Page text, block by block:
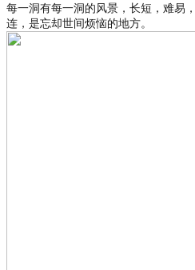
每一洞有每一洞的风景，长短，难易
连，是忘却世间烦恼的地方。